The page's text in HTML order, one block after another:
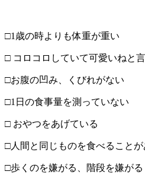
□1歳の時よりも体重が重い
□ コロコロしていて可愛いねと
□お腹の凹み、くびれがない
□1日の食事量を測っていない
□ おやつをあげている
□人間と同じものを食べることが
□歩くのを嫌がる、階段を嫌がる